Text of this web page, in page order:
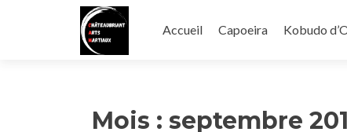
au
Accueil Capoeira Kobudo
Mois : septembre